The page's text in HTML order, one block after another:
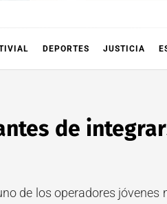
DEPORTES JUSTICIA
de
de los operadores jóvenes